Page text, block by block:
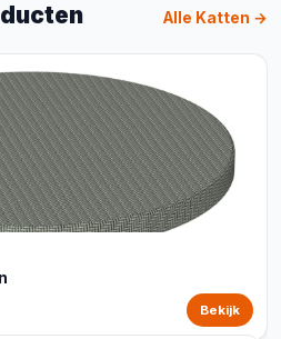
Alle Katten →
Bekijk